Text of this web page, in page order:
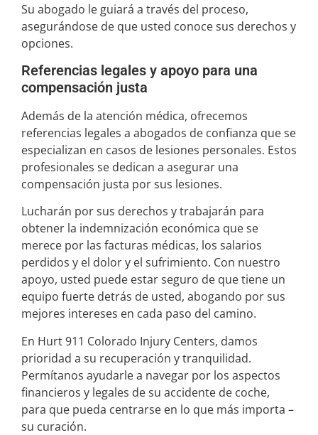
Su abogado le guiará a través del proceso,
asegurándose de que usted conoce sus derechos y
opciones.
Referencias legales y apoyo para una
compensación justa
Además de la atención médica, ofrecemos
referencias legales a abogados de confianza que se
especializan en casos de lesiones personales. Estos
profesionales se dedican a asegurar una
compensación justa por sus lesiones.
Lucharán por sus derechos y trabajarán para
obtener la indemnización económica que se
merece por las facturas médicas, los salarios
perdidos y el dolor y el sufrimiento. Con nuestro
apoyo, usted puede estar seguro de que tiene un
equipo fuerte detrás de usted, abogando por sus
mejores intereses en cada paso del camino.
En Hurt 911 Colorado Injury Centers, damos
prioridad a su recuperación y tranquilidad.
Permítanos ayudarle a navegar por los aspectos
financieros y legales de su accidente de coche,
para que pueda centrarse en lo que más importa –
su curación.